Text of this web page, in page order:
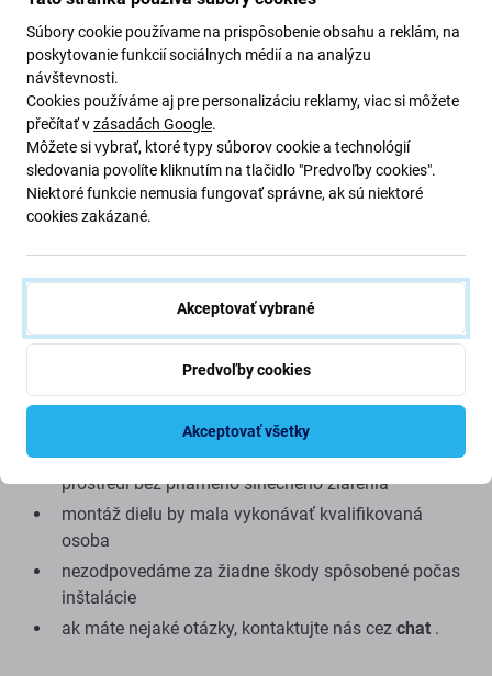
Kvalita: Aftermarket– Náhradný diel predávaný ako
Aftermarket je vyrobený podľa rovnakých noriem,
špecifikácií a materiálov ako originál. Toto je kópia
originálu a náhradný diel dodávaný ako aftermarket môže
mať (v zriedkavých prípadoch) minimálne odchýlky vo
funkčnosti, kvalite alebo vzhľade. Ak sa chcete o kvalite
dozvedieť viac, prečítajte si náš blog, kde sa kvalite
Montáž a tipy:
Na montáž alebo demontáž je potrebné špeciálne
náradie, ktoré nájdete v našej ponuke
pri montáži dávajte pozor na krehké časti konektorov
pred montážou otestujte funkčnosť dielu
snažte sa vykonávať opravy v suchom, bezprašnom
prostredí bez priameho slnečného žiarenia
montáž dielu by mala vykonávať kvalifikovaná
osoba
nezodpovedáme za žiadne škody spôsobené počas
inštalácie
ak máte nejaké otázky, kontaktujte nás cez chat .
Súbory cookie používame na prispôsobenie obsahu a reklám, na
poskytovanie funkcií sociálnych médií a na analýzu
návštevnosti.
Cookies používáme aj pre personalizáciu reklamy, viac si môžete
přečítať vzásadách Google.
Môžete si vybrať, ktoré typy súborov cookie a technológií
sledovania povolíte kliknutím na tlačidlo "Predvoľby cookies".
Niektoré funkcie nemusia fungovať správne, ak sú niektoré
cookies zakázané.
Akceptovať vybrané
Predvoľby cookies
Akceptovať všetky